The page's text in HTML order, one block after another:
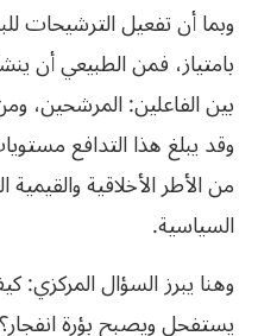
وبما أن تفعيل الترشيحات
بامتياز، فمن الطبيعي أن
بين الفاعلين: المرشحين،
وقد يبلغ هذا التدافع
من الأطر الأخلاقية
السياسية.
وهنا يبرز السؤال
يستفحل ويصبح بؤرة